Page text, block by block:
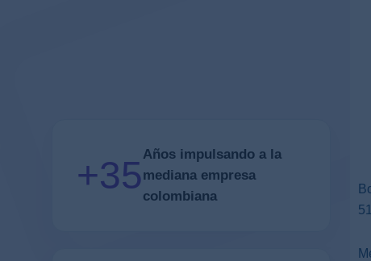
+35Años impulsando a la
mediana empresa
colombiana